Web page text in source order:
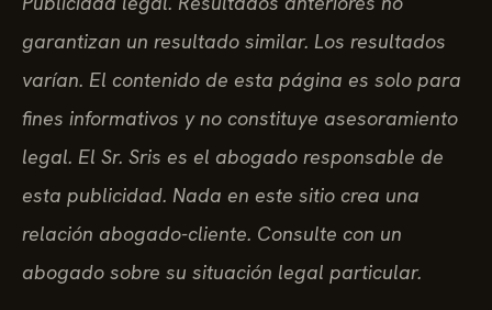
garantizan un resultado similar. Los resultados
varían. El contenido de esta página es solo para
fines informativos y no constituye asesoramiento
legal. El Sr. Sris es el abogado responsable de
esta publicidad. Nada en este sitio crea una
relación abogado-cliente. Consulte con un
abogado sobre su situación legal particular.